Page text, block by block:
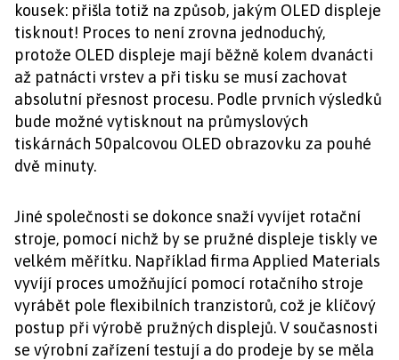
kousek: přišla totiž na způsob, jakým OLED displeje
tisknout! Proces to není zrovna jednoduchý,
protože OLED displeje mají běžně kolem dvanácti
až patnácti vrstev a při tisku se musí zachovat
absolutní přesnost procesu. Podle prvních výsledků
bude možné vytisknout na průmyslových
tiskárnách 50palcovou OLED obrazovku za pouhé
dvě minuty.
Jiné společnosti se dokonce snaží vyvíjet rotační
stroje, pomocí nichž by se pružné displeje tiskly ve
velkém měřítku. Například firma Applied Materials
vyvíjí proces umožňující pomocí rotačního stroje
vyrábět pole flexibilních tranzistorů, což je klíčový
postup při výrobě pružných displejů. V současnosti
se výrobní zařízení testují a do prodeje by se měla